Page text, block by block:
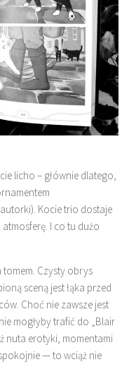
licho – głównie dlatego,
Kocie trio dostaje
I co tu dużo
tomem. Czysty obrys
sceną jest łąka przed
Choć nie zawsze jest
mogłyby trafić do „Blair
nuta erotyki, momentami
— to wciąż nie